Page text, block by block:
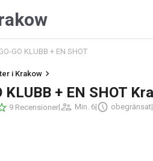
GO KLUBB + EN SHOT
i Krakow
KLUBB + EN SHOT
9 Recensioner| Min. 6| obegränsat|